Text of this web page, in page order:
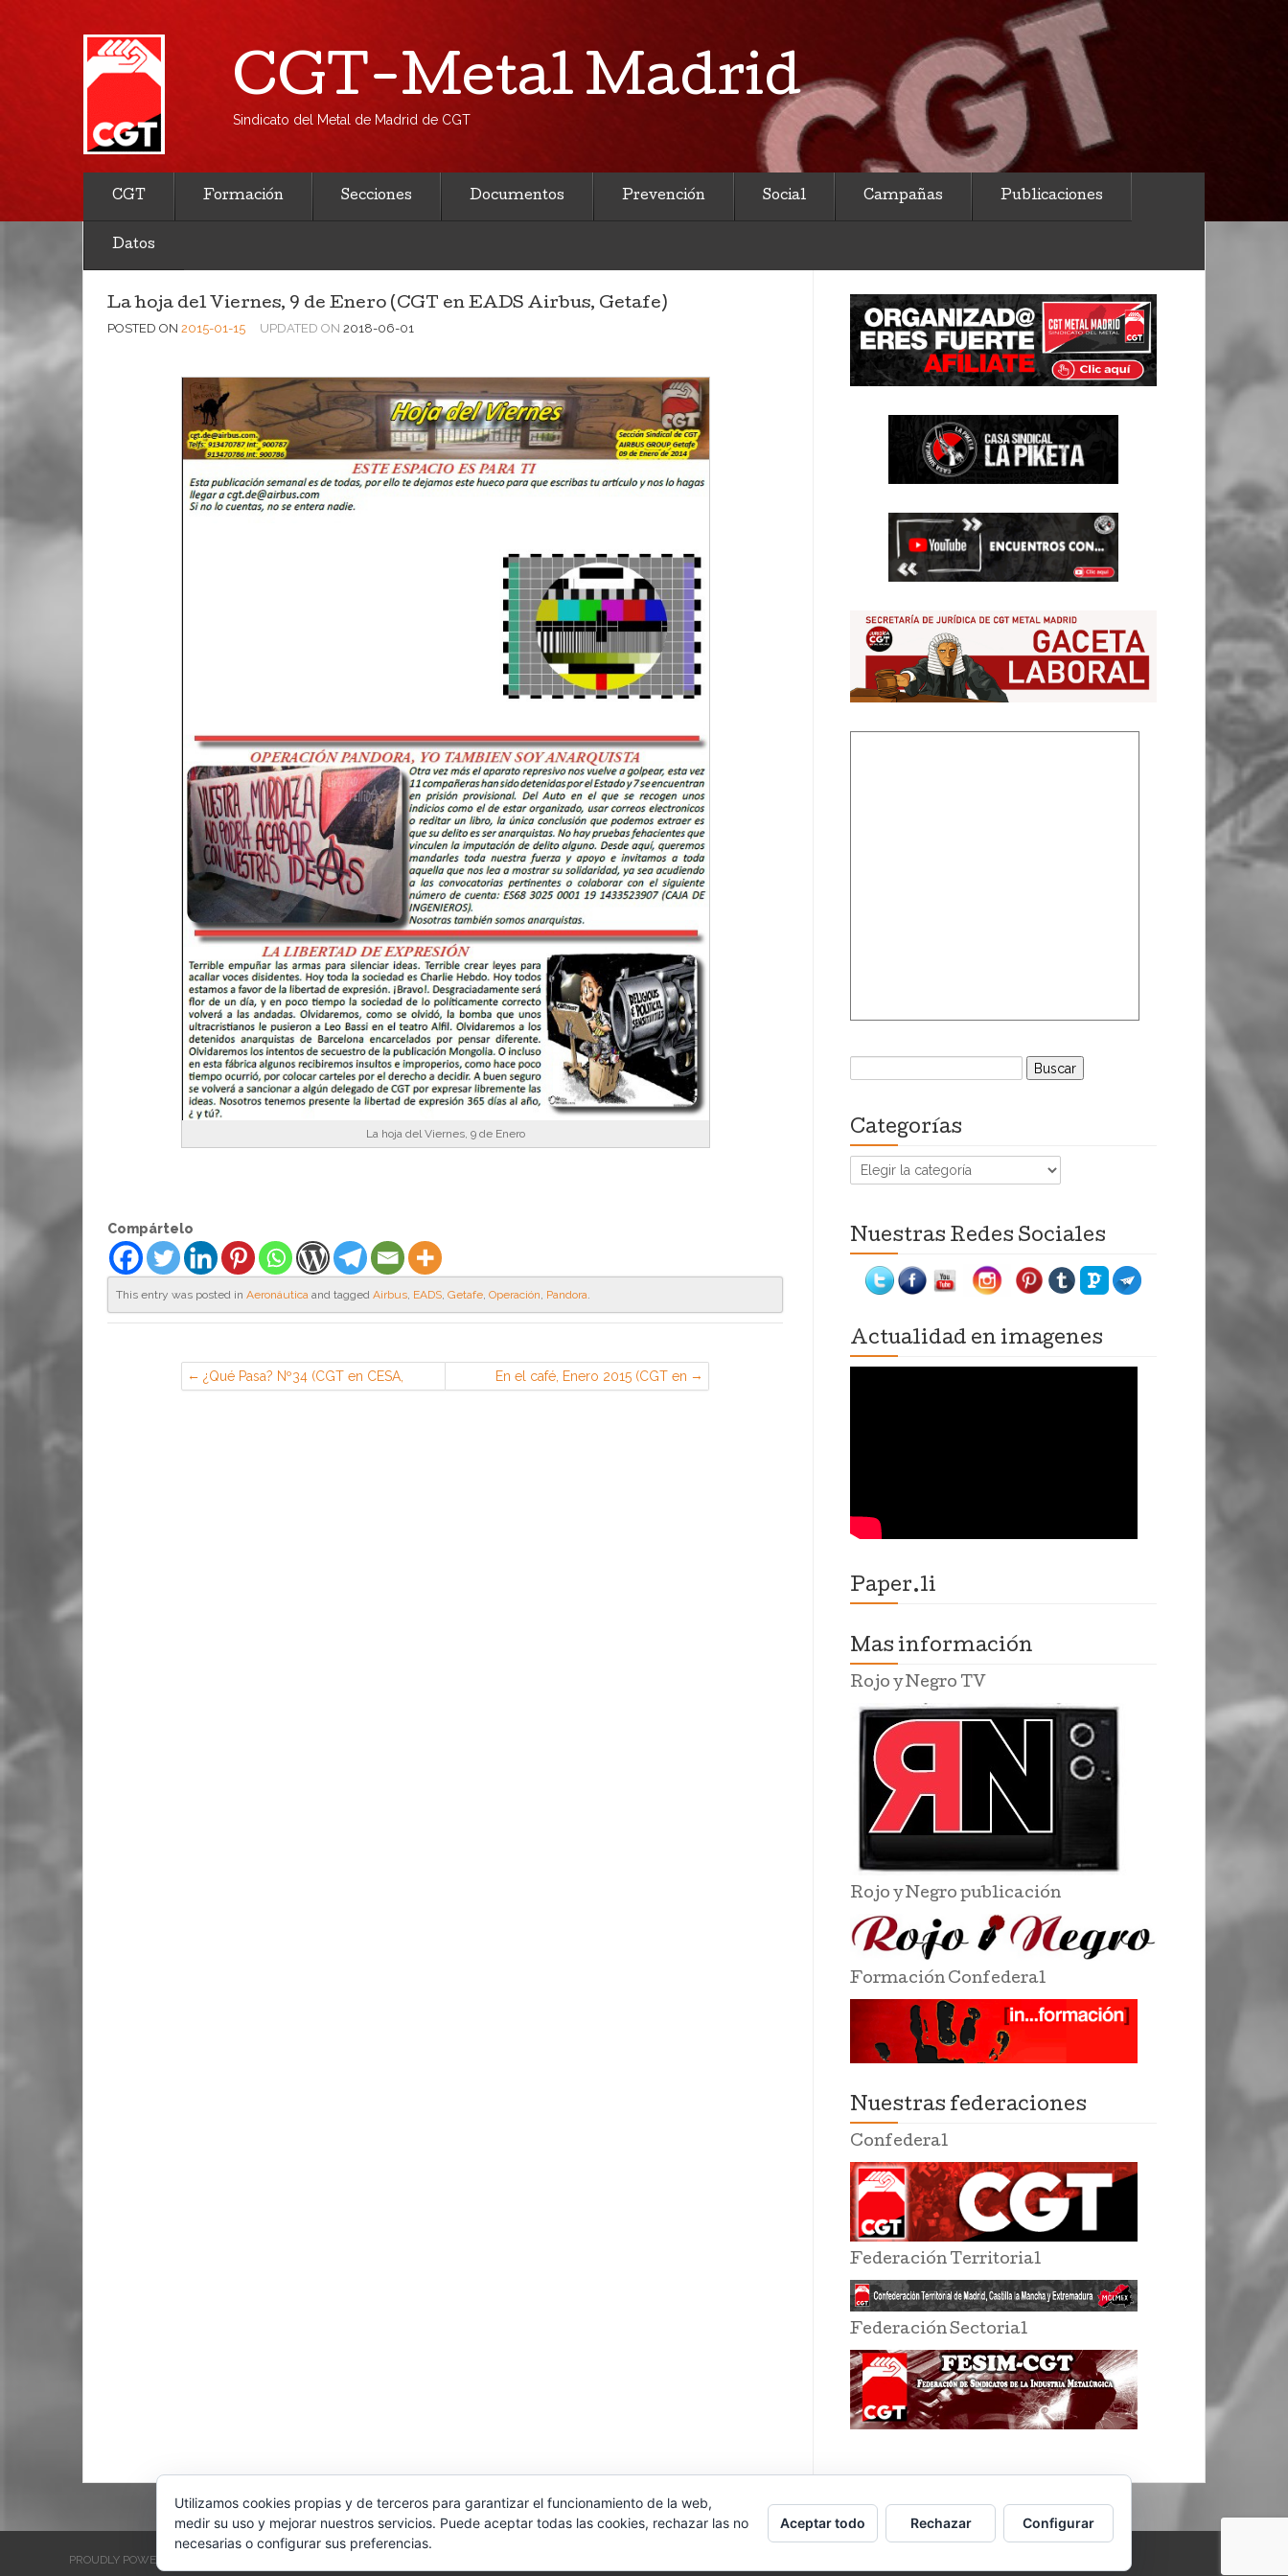
CGT-Metal Madrid
Sindicato del Metal de Madrid de CGT
CGT Formación Secciones Documentos Prevención Social Campañas Publicaciones
Datos
La hoja del Viernes, 9 de Enero (CGT en EADS Airbus, Getafe)
POSTED ON 2015-01-15 UPDATED ON 2018-06-01
La hoja del Viernes, 9 de Enero
Compártelo
This entry was posted in Aeronáutica and tagged Airbus, EADS, Getafe, Operación, Pandora.
¿Qué Pasa? Nº34 (CGT en CESA,
Getafe)
En el café, Enero 2015 (CGT en
Airbus, Illescas)
Buscar:
Categorías
Categorías
Nuestras Redes Sociales
Actualidad en imagenes
Paper.li
Mas información
Rojo y Negro TV
Rojo y Negro publicación
Formación Confederal
Nuestras federaciones
Confederal
Federación Territorial
Federación Sectorial
PROUDLY POWERED BY WORDPRESS
Utilizamos cookies propias y de terceros para garantizar el funcionamiento de la web,
medir su uso y mejorar nuestros servicios. Puede aceptar todas las cookies, rechazar las no
necesarias o configurar sus preferencias.
Aceptar todo Rechazar Configurar